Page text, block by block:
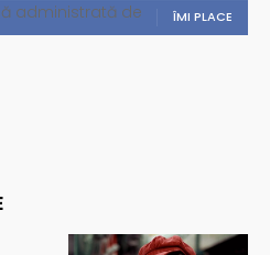
ÎMI PLACE
administrată de